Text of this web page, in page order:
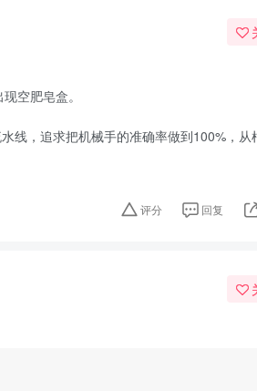
空肥皂盒。
线，追求把机械手的准确率做到100%，从
评分 回复